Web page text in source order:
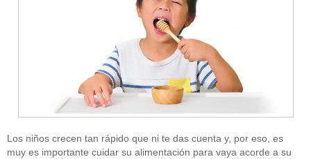
Los niños crecen tan rápido que ni te das cuenta y, por eso, es
muy es importante cuidar su alimentación para vaya acorde a su